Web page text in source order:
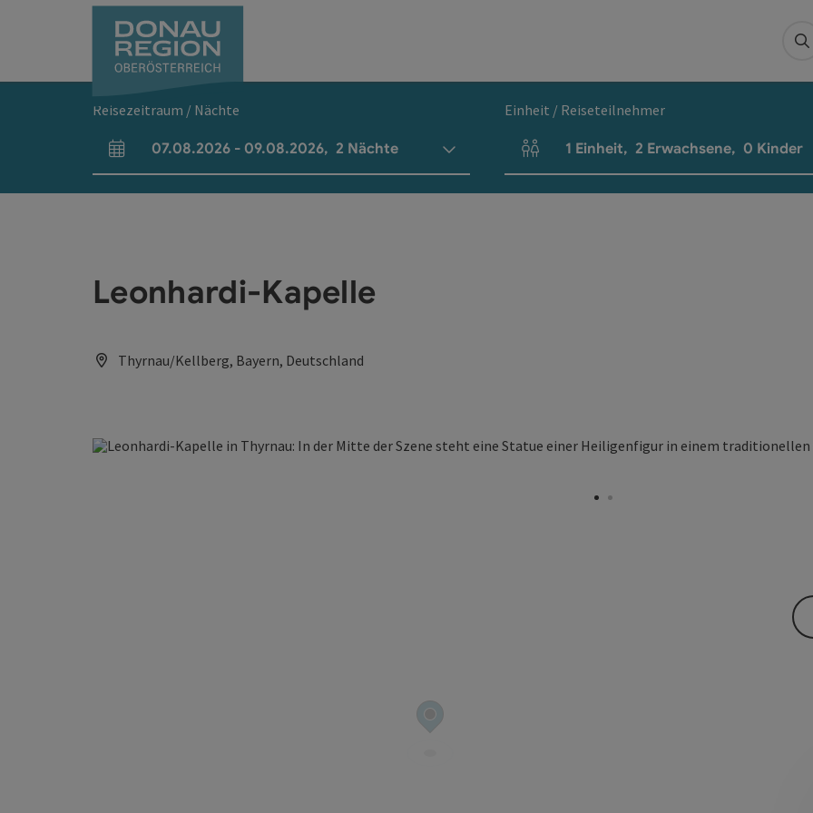
Reisezeitraum / Nächte
An- und Abreisefelder
07.08.2026 - 09.08.2026, 2 Nächte
Einheit / Reiseteilnehmer
Einheitenanzahl und Personenfelder
1 Einheit, 2 Erwachsene, 0 Kinder
Leonhardi-Kapelle
Thyrnau/Kellberg, Bayern, Deutschland